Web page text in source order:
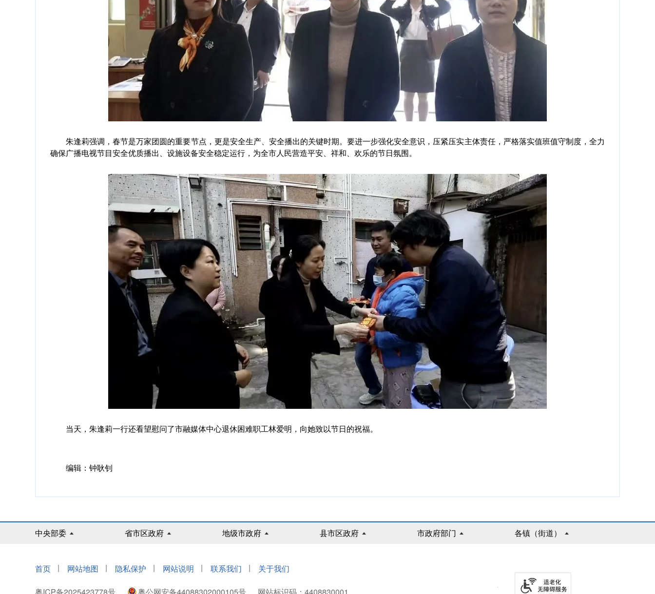
朱逢莉强调，春节是万家团圆的重要节点，更是安全生产、安全播出的关键时期。要进一步强化安全意识，压紧压实主体责任，严格落实值班值守制度，全力
确保广播电视节目安全优质播出、设施设备安全稳定运行，为全市人民营造平安、祥和、欢乐的节日氛围。
当天，朱逢莉一行还看望慰问了市融媒体中心退休困难职工林爱明，向她致以节日的祝福。
编辑：钟耿钊
中央部委 省市区政府 地级市政府 县市区政府 市政府部门 各镇（街道）
首页 | 网站地图 | 隐私保护 | 网站说明 | 联系我们 | 关于我们